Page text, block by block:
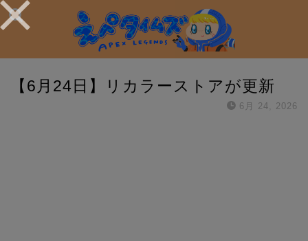
【6月24日】リカラーストアが更新
6月 24, 2026